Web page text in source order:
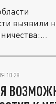
выявили
10:28